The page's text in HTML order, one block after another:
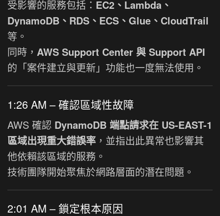
受影響的服務包括： EC2、Lambda、
DynamoDB、RDS、ECS、Glue、CloudTrail
等。
同時， AWS Support Center 與 Support API
的「案件建立與更新」功能也一度無法使用。
1:26 AM – 確認區域性故障
AWS 確認 DynamoDB 端點請求在 US-EAST-1
區域出現重大錯誤率 ，並指出此異常也影響其
他依賴該區域的服務。
技術團隊開始聚焦於網路層面的潛在問題。
2:01 AM – 鎖定根本原因